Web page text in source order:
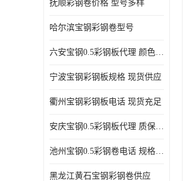
抚顺彩钢卷价格 型号多样
哈尔滨宝钢彩钢卷型号
六安宝钢0.5彩钢板代理 颜色定制
宁波宝钢彩钢板规格 现货供应
衢州宝钢彩钢板电话 现货充足
安庆宝钢0.5彩钢板代理 质保十年起
池州宝钢0.5彩钢卷电话 规格多样
黑龙江黄石宝钢彩钢卷供应